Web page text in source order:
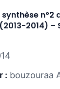
n°2
2014) –
: bouzouraa